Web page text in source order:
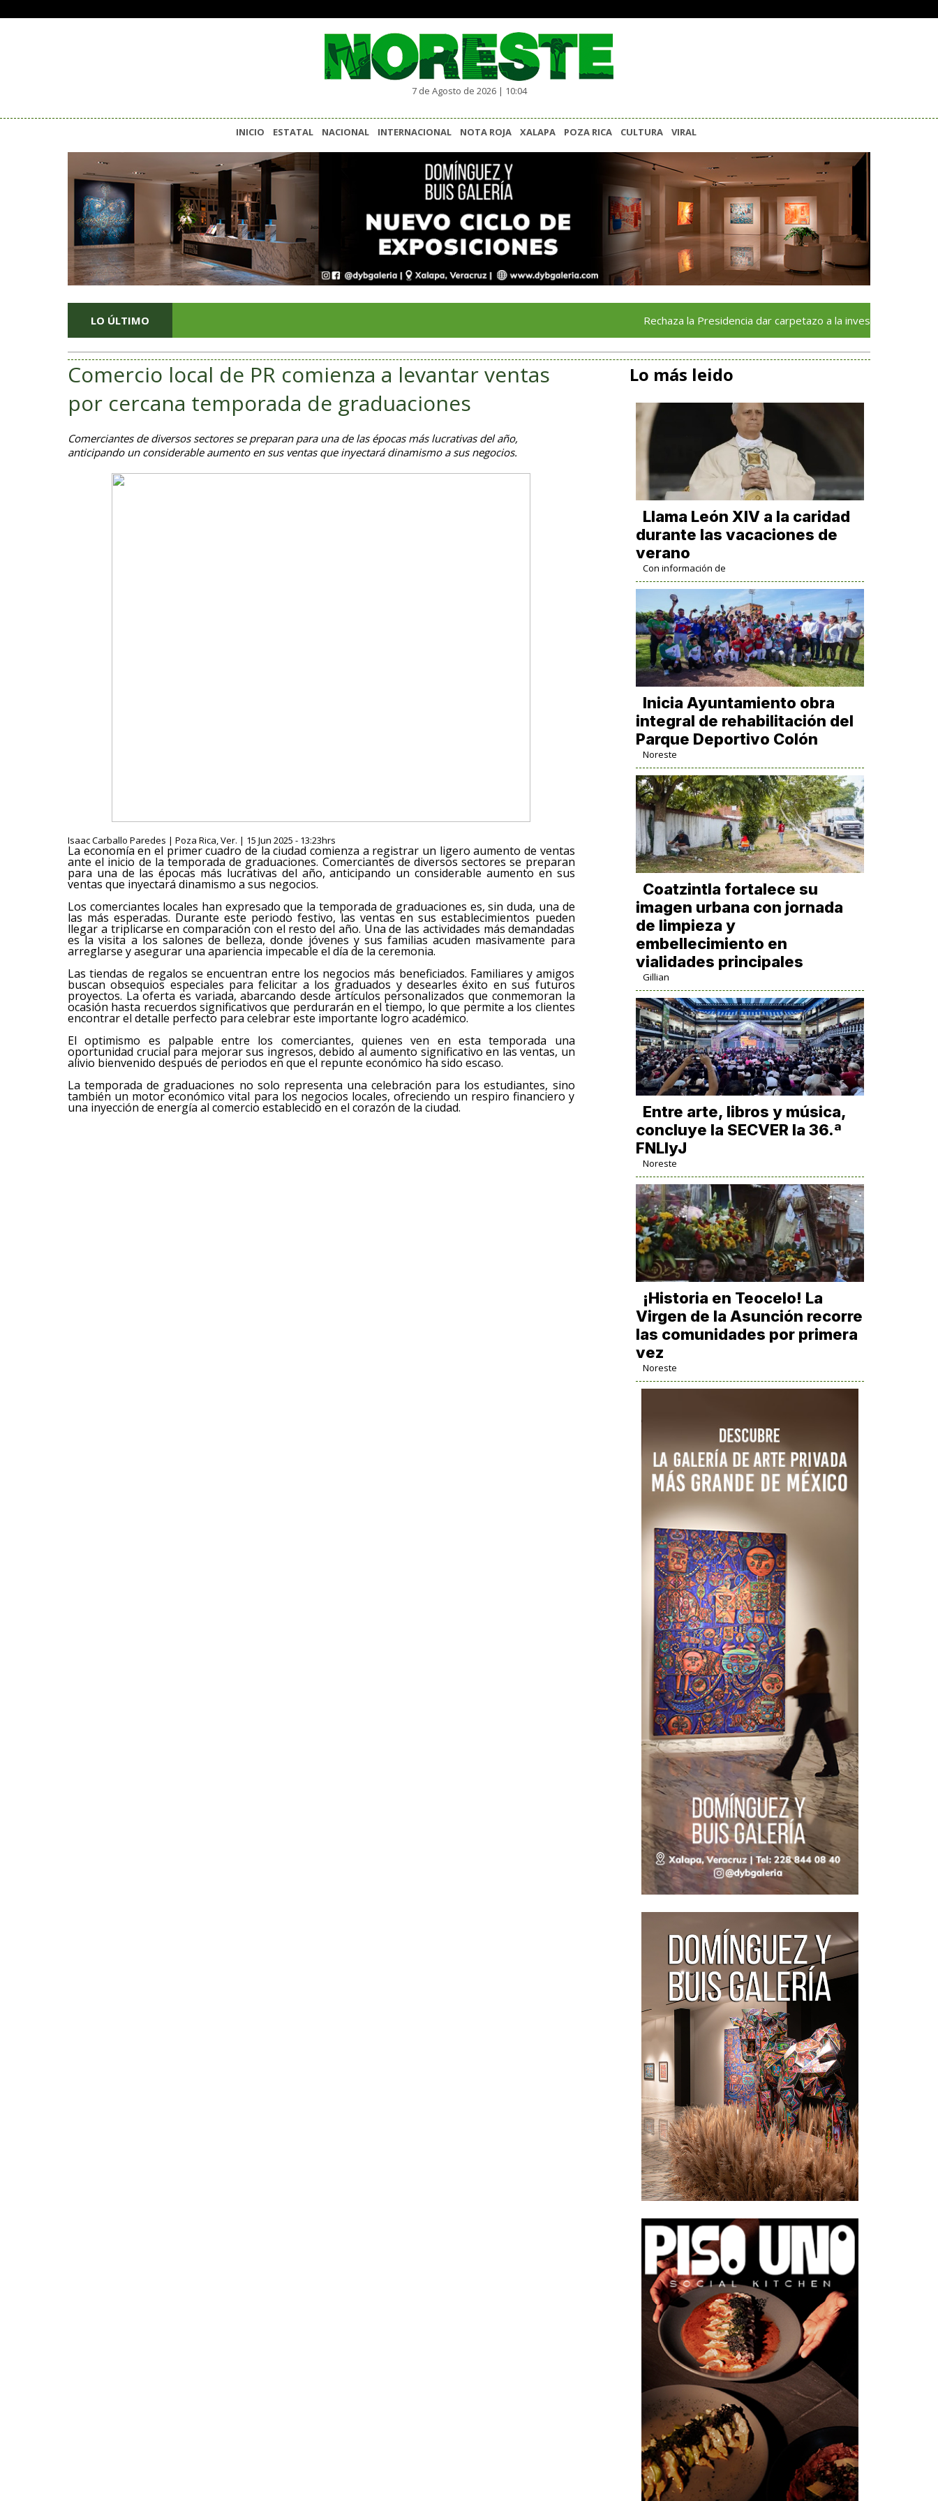
7 de Agosto de 2026 | 10:04
INICIO ESTATAL NACIONAL INTERNACIONAL NOTA ROJA XALAPA POZA RICA CULTURA VIRAL
LO ÚLTIMO Rechaza la Presidencia dar carpetazo a la investigación sobre la
Comercio local de PR comienza a levantar ventas
por cercana temporada de graduaciones
Comerciantes de diversos sectores se preparan para una de las épocas más lucrativas del año,
anticipando un considerable aumento en sus ventas que inyectará dinamismo a sus negocios.
Isaac Carballo Paredes | Poza Rica, Ver. | 15 Jun 2025 - 13:23hrs
La economía en el primer cuadro de la ciudad comienza a registrar un ligero aumento de ventas
ante el inicio de la temporada de graduaciones. Comerciantes de diversos sectores se preparan
para una de las épocas más lucrativas del año, anticipando un considerable aumento en sus
ventas que inyectará dinamismo a sus negocios.
Los comerciantes locales han expresado que la temporada de graduaciones es, sin duda, una de
las más esperadas. Durante este periodo festivo, las ventas en sus establecimientos pueden
llegar a triplicarse en comparación con el resto del año. Una de las actividades más demandadas
es la visita a los salones de belleza, donde jóvenes y sus familias acuden masivamente para
arreglarse y asegurar una apariencia impecable el día de la ceremonia.
Las tiendas de regalos se encuentran entre los negocios más beneficiados. Familiares y amigos
buscan obsequios especiales para felicitar a los graduados y desearles éxito en sus futuros
proyectos. La oferta es variada, abarcando desde artículos personalizados que conmemoran la
ocasión hasta recuerdos significativos que perdurarán en el tiempo, lo que permite a los clientes
encontrar el detalle perfecto para celebrar este importante logro académico.
El optimismo es palpable entre los comerciantes, quienes ven en esta temporada una
oportunidad crucial para mejorar sus ingresos, debido al aumento significativo en las ventas, un
alivio bienvenido después de periodos en que el repunte económico ha sido escaso.
La temporada de graduaciones no solo representa una celebración para los estudiantes, sino
también un motor económico vital para los negocios locales, ofreciendo un respiro financiero y
una inyección de energía al comercio establecido en el corazón de la ciudad.
Lo más leido
Llama León XIV a la caridad
durante las vacaciones de
verano
Con información de
Inicia Ayuntamiento obra
integral de rehabilitación del
Parque Deportivo Colón
Noreste
Coatzintla fortalece su
imagen urbana con jornada
de limpieza y
embellecimiento en
vialidades principales
Gillian
Entre arte, libros y música,
concluye la SECVER la 36.ª
FNLIyJ
Noreste
​¡Historia en Teocelo! La
Virgen de la Asunción recorre
las comunidades por primera
vez
Noreste